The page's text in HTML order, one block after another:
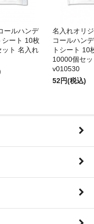
ールハンデ
シート 10枚
ット 名入れ
名入れオリ
コールハン
トシート 10
10000個セ
v010530
52円(税込)